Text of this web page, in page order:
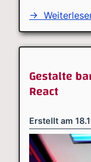
→
Gestalte
React
Erstellt am